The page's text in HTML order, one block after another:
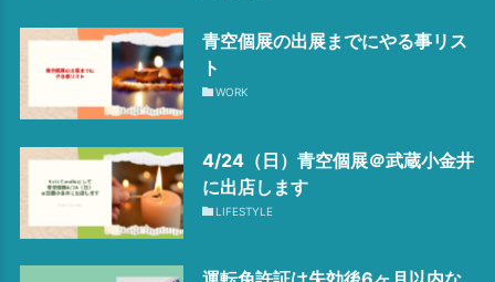
青空個展の出展までにやる事リス
ト
WORK
4/24（日）青空個展＠武蔵小金井
に出店します
LIFESTYLE